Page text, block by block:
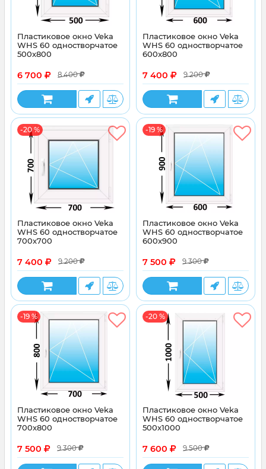
Пластиковое окно Veka
WHS 60 одностворчатое
500x800
6 700 8 400
Пластиковое окно Veka
WHS 60 одностворчатое
600x800
7 400 9 200
-20 %
Пластиковое окно Veka
WHS 60 одностворчатое
700x700
7 400 9 200
-19 %
Пластиковое окно Veka
WHS 60 одностворчатое
600x900
7 500 9 300
-19 %
Пластиковое окно Veka
WHS 60 одностворчатое
700x800
7 500 9 300
-20 %
Пластиковое окно Veka
WHS 60 одностворчатое
500x1000
7 600 9 500